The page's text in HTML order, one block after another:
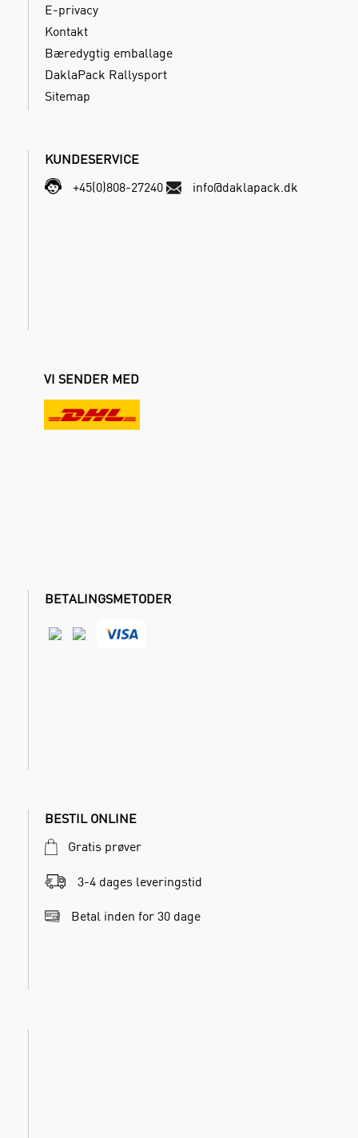
E-privacy
Kontakt
Bæredygtig emballage
DaklaPack Rallysport
Sitemap
KUNDESERVICE
+45(0)808-27240
info@daklapack.dk
VI SENDER MED
BETALINGSMETODER
BESTIL ONLINE
Gratis prøver
3-4 dages leveringstid
Betal inden for 30 dage